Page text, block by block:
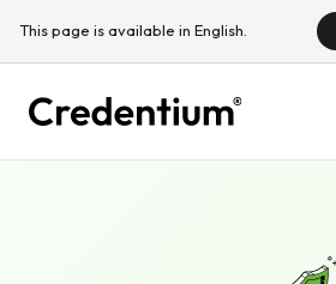
This page is available in English.